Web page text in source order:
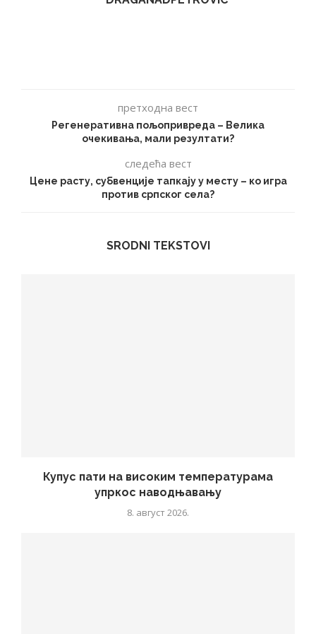
претходна вест
Регенеративна пољопривреда – Велика
очекивања, мали резултати?
следећа вест
Цене расту, субвенције тапкају у месту – ко игра
против српског села?
SRODNI TEKSTOVI
Купус пати на високим температурама
упркос наводњавању
8. август 2026.